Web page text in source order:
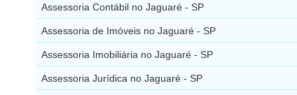
Assessoria Contábil no Jaguaré - SP
Assessoria de Imóveis no Jaguaré - SP
Assessoria Imobiliária no Jaguaré - SP
Assessoria Jurídica no Jaguaré - SP